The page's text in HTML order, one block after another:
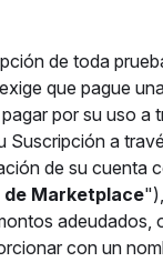
de toda
que pague
por su uso a
Suscripción a
de su cuenta
Marketplace
adeudados,
con un